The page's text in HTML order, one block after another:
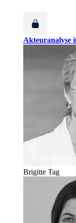
Akteuranalyse
Brigitte Tag